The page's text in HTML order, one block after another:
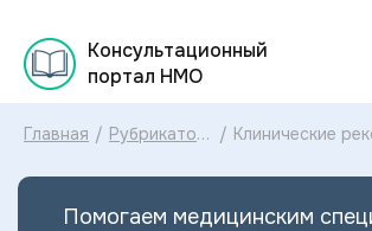
Консультационный
портал НМО
Главная / Рубрикатор
рекомендаций
/ Клинические
МКБ-10:
Болезни Крона
Помогаем медицинским